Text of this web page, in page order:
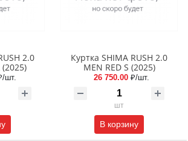
2.0
(2025)
шт.
Куртка SHIMA RUSH 2.0
MEN RED S (2025)
26 750.00 ₽/шт.
шт
В корзину